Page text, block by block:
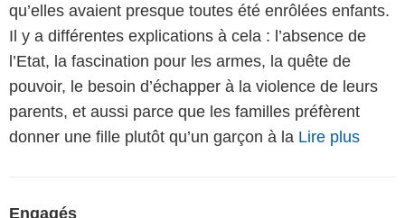
qu’elles avaient presque toutes été enrôlées enfants.
Il y a différentes explications à cela : l’absence de
l’Etat, la fascination pour les armes, la quête de
pouvoir, le besoin d’échapper à la violence de leurs
parents, et aussi parce que les familles préfèrent
donner une fille plutôt qu’un garçon à la Lire plus
Engagés